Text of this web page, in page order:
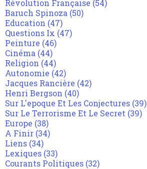
Révolution Française (54)
Baruch Spinoza (50)
Education (47)
Questions Ix (47)
Peinture (46)
Cinéma (44)
Religion (44)
Autonomie (42)
Jacques Rancière (42)
Henri Bergson (40)
Sur L'epoque Et Les Conjectures (39)
Sur Le Terrorisme Et Le Secret (39)
Europe (38)
A Finir (34)
Liens (34)
Lexiques (33)
Courants Politiques (32)